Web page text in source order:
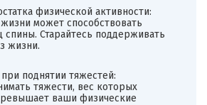
физической активности:
может способствовать
Старайтесь поддерживать
жизни.
поднятии тяжестей:
тяжести, вес которых
ваши физические